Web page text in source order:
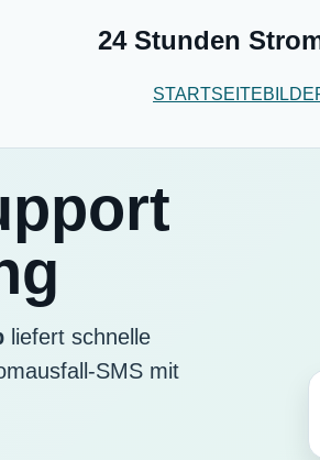
24 Stunden
STARTSEITE
liefert schnelle
SMS mit